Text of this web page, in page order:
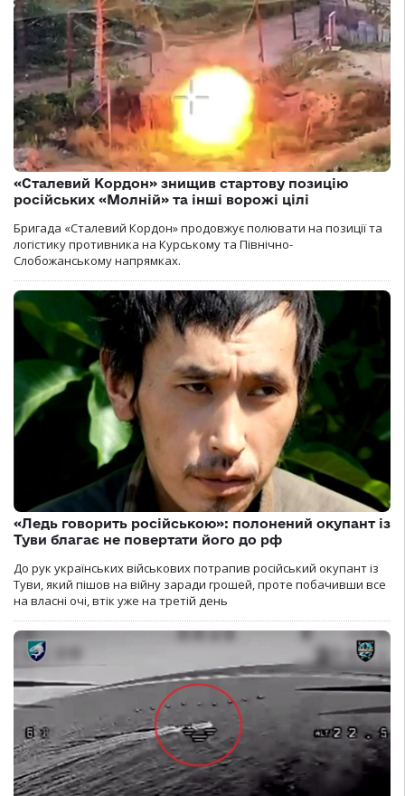
«Сталевий Кордон» знищив стартову позицію
російських «Молній» та інші ворожі цілі
Бригада «Сталевий Кордон» продовжує полювати на позиції та
логістику противника на Курському та Північно-
Слобожанському напрямках.
«Ледь говорить російською»: полонений окупант із
Туви благає не повертати його до рф
До рук українських військових потрапив російський окупант із
Туви, який пішов на війну заради грошей, проте побачивши все
на власні очі, втік уже на третій день